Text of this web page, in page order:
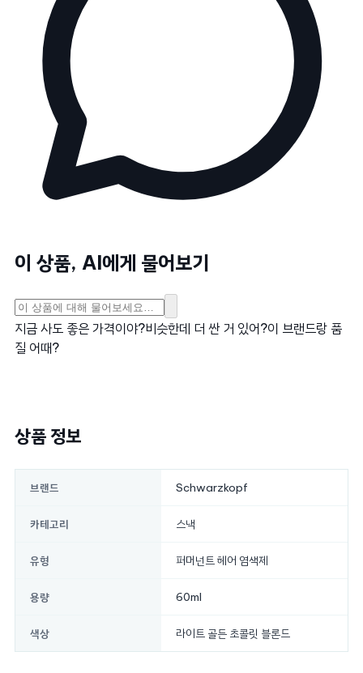
이 상품, AI에게 물어보기
지금 사도 좋은 가격이야?비슷한데 더 싼 거 있어?이 브랜드랑 품
질 어때?
상품 정보
브랜드 Schwarzkopf
카테고리 스낵
유형 퍼머넌트 헤어 염색제
용량 60ml
색상 라이트 골든 초콜릿 블론드